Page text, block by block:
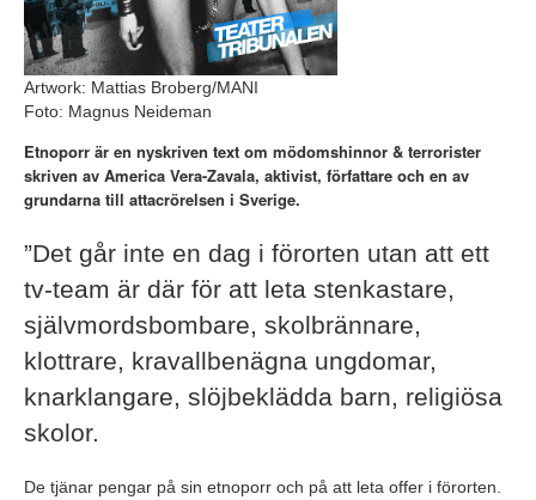
Artwork: Mattias Broberg/MANI
Foto: Magnus Neideman
Etnoporr är en nyskriven text om mödomshinnor & terrorister
skriven av America Vera-Zavala, aktivist, författare och en av
grundarna till attacrörelsen i Sverige.
”Det går inte en dag i förorten utan att ett
tv-team är där för att leta stenkastare,
självmordsbombare, skolbrännare,
klottrare, kravallbenägna ungdomar,
knarklangare, slöjbeklädda barn, religiösa
skolor.
De tjänar pengar på sin etnoporr och på att leta offer i förorten.